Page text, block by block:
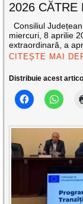
2026 CĂTRE
Consiliul
miercuri, 8 aprilie
extraordinară, a
CITEȘTE MAI
Distribuie acest articol